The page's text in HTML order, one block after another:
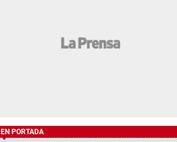
EN PORTADA